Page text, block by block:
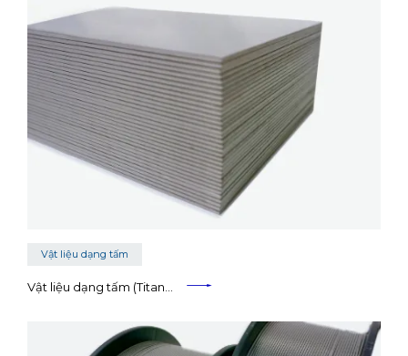
Vật liệu dạng tấm
Vật liệu dạng tấm (Titan…